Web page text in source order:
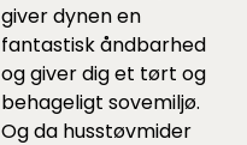
giver dynen en
fantastisk åndbarhed
og giver dig et tørt og
behageligt sovemiljø.
Og da husstøvmider